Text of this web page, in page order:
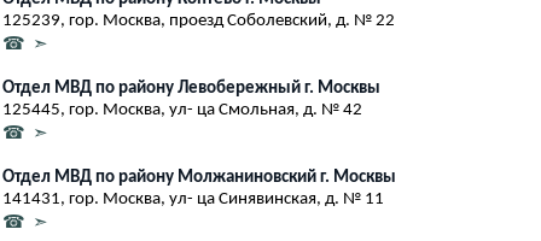
125239, гор. Москва, проезд Соболевский, д. № 22
☎ ➣
Отдел МВД по району Левобережный г. Москвы
125445, гор. Москва, ул- ца Смольная, д. № 42
☎ ➣
Отдел МВД по району Молжаниновский г. Москвы
141431, гор. Москва, ул- ца Синявинская, д. № 11
☎ ➣